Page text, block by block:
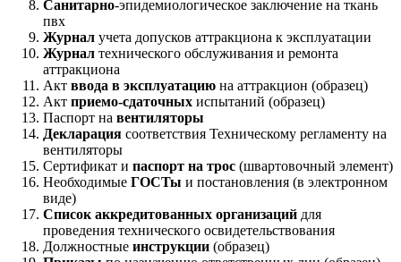
Санитарно-эпидемиологическое заключение на ткань
пвх
Журнал учета допусков аттракциона к эксплуатации
Журнал технического обслуживания и ремонта
аттракциона
Акт ввода в эксплуатацию на аттракцион (образец)
Акт приемо-сдаточных испытаний (образец)
Паспорт на вентиляторы
Декларация соответствия Техническому регламенту на
вентиляторы
Сертификат и паспорт на трос (швартовочный элемент)
Необходимые ГОСТы и постановления (в электронном
виде)
Список аккредитованных организаций для
проведения технического освидетельствования
Должностные инструкции (образец)